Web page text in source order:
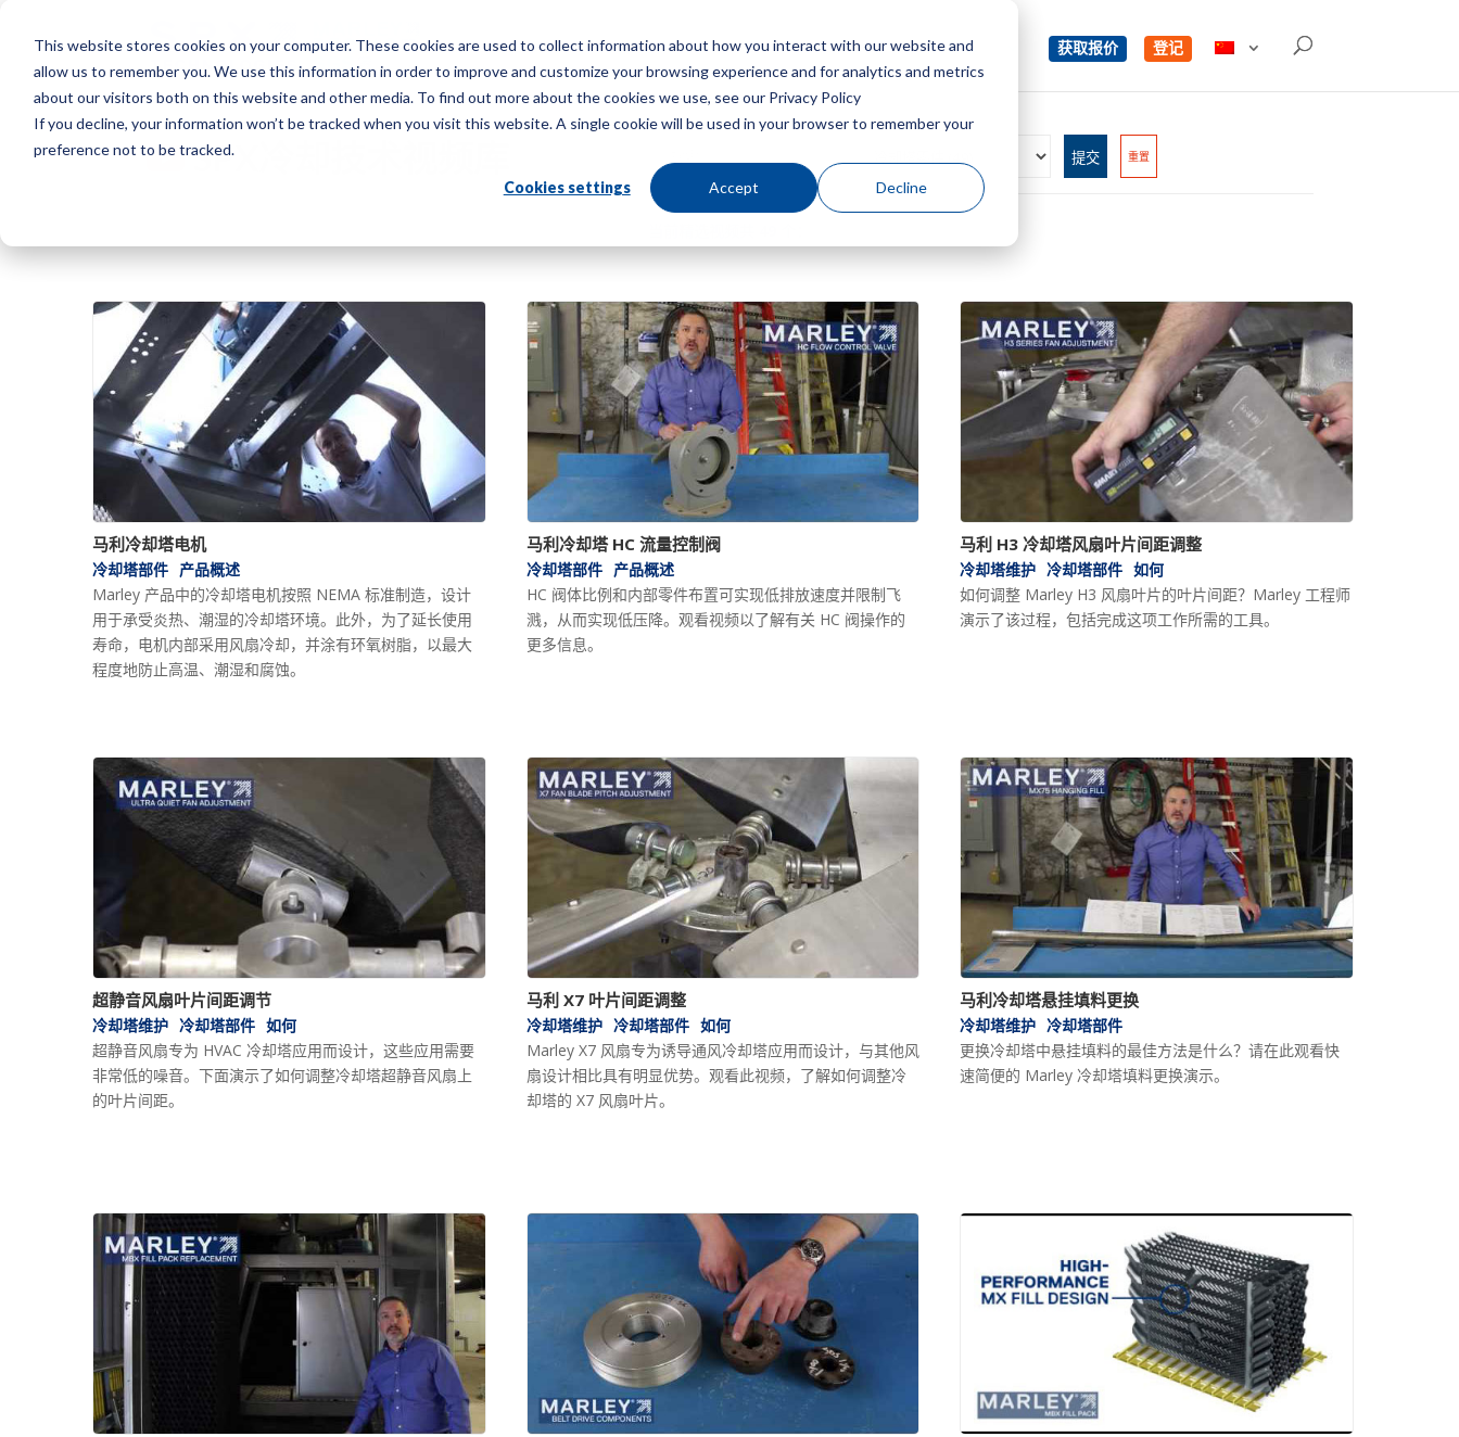
This website stores cookies on your computer. These cookies are used to collect information about how you interact with our website and
allow us to remember you. We use this information in order to improve and customize your browsing experience and for analytics and metrics
about our visitors both on this website and other media. To find out more about the cookies we use, see our Privacy Policy
If you decline, your information won’t be tracked when you visit this website. A single cookie will be used in your browser to remember your
preference not to be tracked.
Cookies settings Accept Decline
菜单 获取报价 登记
SPX冷却技术视频库 重置
马利冷却塔电机
冷却塔部件 产品概述
Marley 产品中的冷却塔电机按照 NEMA 标准制造，设计
用于承受炎热、潮湿的冷却塔环境。此外，为了延长使用
寿命，电机内部采用风扇冷却，并涂有环氧树脂，以最大
程度地防止高温、潮湿和腐蚀。
马利冷却塔 HC 流量控制阀
冷却塔部件
产品概述
HC 阀体比例和内部零件布置可实现低排放速度并限制飞
溅，从而实现低压降。观看视频以了解有关 HC 阀操作的
更多信息。
马利 H3 冷却塔风扇叶片间距调整
冷却塔维护 冷却塔部件 如何
如何调整 Marley H3 风扇叶片的叶片间距？Marley 工程师
演示了该过程，包括完成这项工作所需的工具。
超静音风扇叶片间距调节
冷却塔维护 冷却塔部件 如何
超静音风扇专为 HVAC 冷却塔应用而设计，这些应用需要
非常低的噪音。下面演示了如何调整冷却塔超静音风扇上
的叶片间距。
马利 X7 叶片间距调整
冷却塔维护 冷却塔部件 如何
Marley X7 风扇专为诱导通风冷却塔应用而设计，与其他风
扇设计相比具有明显优势。观看此视频，了解如何调整冷
却塔的 X7 风扇叶片。
马利冷却塔悬挂填料更换
冷却塔维护 冷却塔部件
更换冷却塔中悬挂填料的最佳方法是什么？请在此观看快
速简便的 Marley 冷却塔填料更换演示。